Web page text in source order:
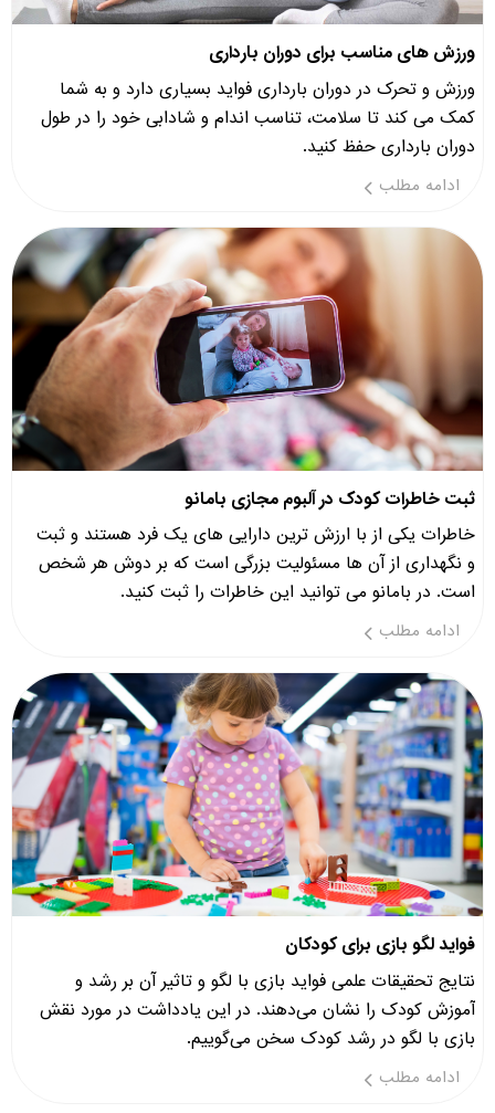
ورزش های مناسب برای دوران بارداری
ورزش و تحرک در دوران بارداری فواید بسیاری دارد و به شما
کمک می کند تا سلامت، تناسب اندام و شادابی خود را در طول
دوران بارداری حفظ کنید.
ادامه مطلب
ثبت خاطرات کودک در آلبوم مجازی بامانو
خاطرات یکی از با ارزش ترین دارایی های یک فرد هستند و ثبت
و نگهداری از آن ها مسئولیت بزرگی است که بر دوش هر شخص
است. در بامانو می توانید این خاطرات را ثبت کنید.
ادامه مطلب
فواید لگو بازی برای کودکان
نتایج تحقیقات علمی فواید بازی با لگو و تاثیر آن بر رشد و
آموزش کودک را نشان می‌دهند. در این یادداشت در مورد نقش
بازی با لگو در رشد کودک سخن می‌گوییم.
ادامه مطلب